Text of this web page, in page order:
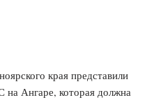
края представили
на Ангаре, которая должна